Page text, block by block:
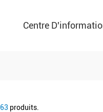
Centre
63 produits.